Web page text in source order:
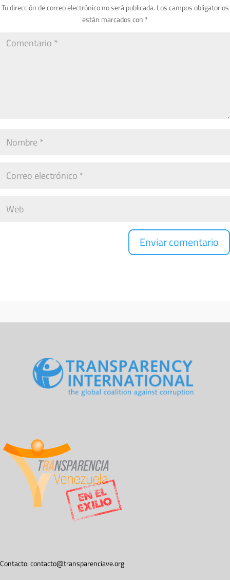
Tu dirección de correo electrónico no será publicada. Los campos obligatorios
están marcados con *
Contacto:contacto@transparenciave.org